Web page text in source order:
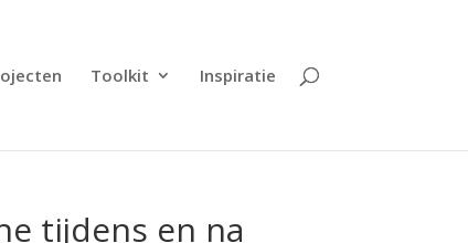
Toolkit Inspiratie
tijdens en na